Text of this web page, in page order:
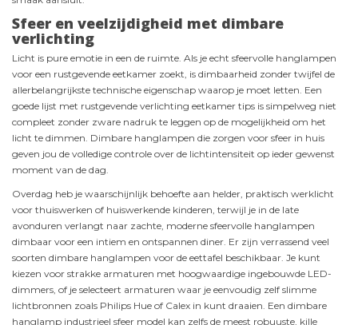
Sfeer en veelzijdigheid met dimbare
verlichting
Licht is pure emotie in een de ruimte. Als je echt sfeervolle hanglampen
voor een rustgevende eetkamer zoekt, is dimbaarheid zonder twijfel de
allerbelangrijkste technische eigenschap waarop je moet letten. Een
goede lijst met rustgevende verlichting eetkamer tips is simpelweg niet
compleet zonder zware nadruk te leggen op de mogelijkheid om het
licht te dimmen. Dimbare hanglampen die zorgen voor sfeer in huis
geven jou de volledige controle over de lichtintensiteit op ieder gewenst
moment van de dag.
Overdag heb je waarschijnlijk behoefte aan helder, praktisch werklicht
voor thuiswerken of huiswerkende kinderen, terwijl je in de late
avonduren verlangt naar zachte, moderne sfeervolle hanglampen
dimbaar voor een intiem en ontspannen diner. Er zijn verrassend veel
soorten dimbare hanglampen voor de eettafel beschikbaar. Je kunt
kiezen voor strakke armaturen met hoogwaardige ingebouwde LED-
dimmers, of je selecteert armaturen waar je eenvoudig zelf slimme
lichtbronnen zoals Philips Hue of Calex in kunt draaien. Een dimbare
hanglamp industrieel sfeer model kan zelfs de meest robuuste, kille